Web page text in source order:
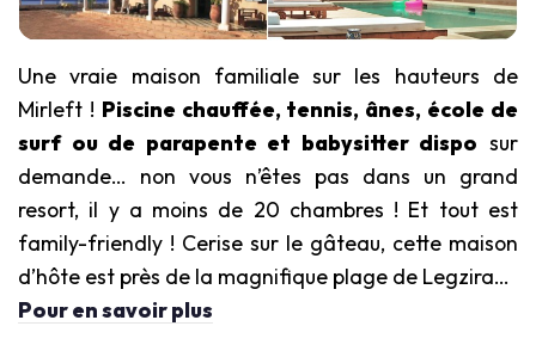
Une vraie maison familiale sur les hauteurs de
Mirleft ! Piscine chauffée, tennis, ânes, école de
surf ou de parapente et babysitter dispo sur
demande… non vous n’êtes pas dans un grand
resort, il y a moins de 20 chambres ! Et tout est
family-friendly ! Cerise sur le gâteau, cette maison
d’hôte est près de la magnifique plage de Legzira…
Pour en savoir plus